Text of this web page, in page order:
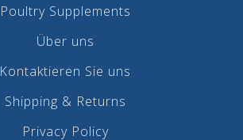
Poultry Supplements
Über uns
Kontaktieren Sie uns
Shipping & Returns
Privacy Policy